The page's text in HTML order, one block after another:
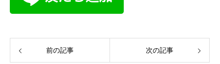
前の記事 次の記事